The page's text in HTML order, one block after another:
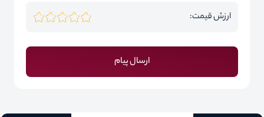
ارزش قیمت:
ارسال پیام